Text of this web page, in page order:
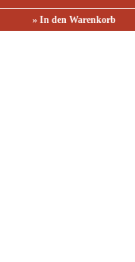
» In den Warenkorb